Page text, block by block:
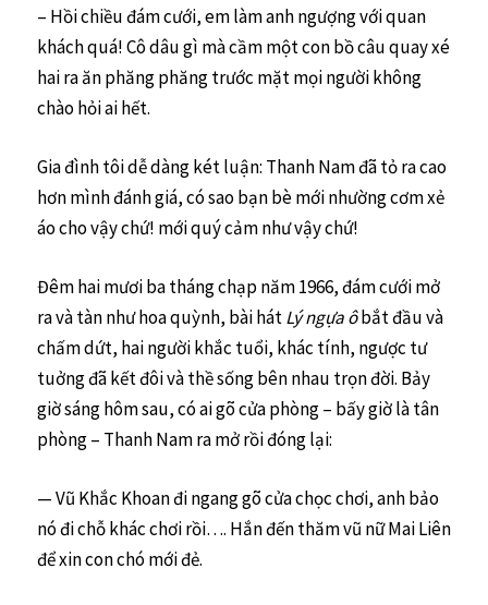
– Hồi chiều đám cưới, em làm anh ngượng với quan
khách quá! Cô dâu gì mà cầm một con bồ câu quay xé
hai ra ăn phăng phăng trước mặt mọi người không
chào hỏi ai hết.
Gia đình tôi dễ dàng két luận: Thanh Nam đã tỏ ra cao
hơn mình đánh giá, có sao bạn bè mới nhường cơm xẻ
áo cho vậy chứ! mới quý cảm như vậy chứ!
Đêm hai mươi ba tháng chạp năm 1966, đám cưới mở
ra và tàn như hoa quỳnh, bài hátLý ngựa ôbắt đầu và
chấm dứt, hai người khắc tuổi, khác tính, ngược tư
tuởng đã kết đôi và thề sống bên nhau trọn đời. Bảy
giờ sáng hôm sau, có ai gõ cửa phòng – bấy giờ là tân
phòng – Thanh Nam ra mở rồi đóng lại:
— Vũ Khắc Khoan đi ngang gõ cửa chọc chơi, anh bảo
nó đi chỗ khác chơi rồi…. Hắn đến thăm vũ nữ Mai Liên
để xin con chó mới đẻ.